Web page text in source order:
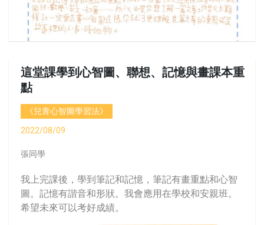
這堂課學到心智圖、聯想、記憶與畫課本重
點
《兒青心智圖學習法》
2022/08/09
張同學
我上完課後，學到筆記和記憶，筆記有畫重點和心智
圖。記憶有諧音和形狀。我會應用在學校和安親班。
希望未來可以考好成績。